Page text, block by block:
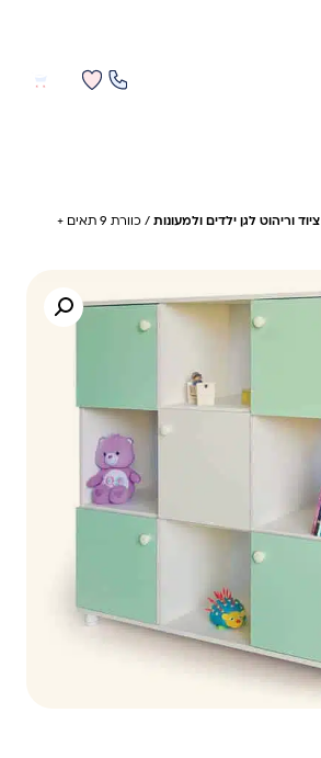
ציוד וריהוט לגן ילדים ולמעונות
/ כוורת 9 תאים +